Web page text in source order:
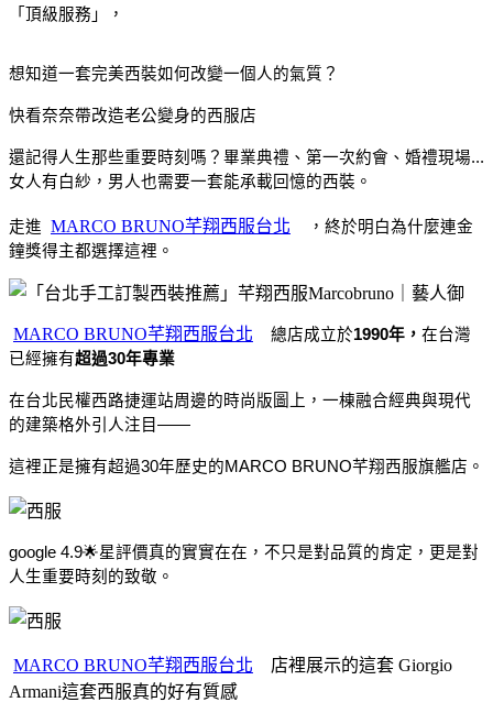
「頂級服務」，
想知道一套完美西裝如何改變一個人的氣質？
快看奈奈帶改造老公變身的西服店
還記得人生那些重要時刻嗎？畢業典禮、第一次約會、婚禮現場...
女人有白紗，男人也需要一套能承載回憶的西裝。
走進 MARCO BRUNO芊翔西服台北
，終於明白為什麼連金
鐘獎得主都選擇這裡。
MARCO BRUNO芊翔西服台北 總店成立於1990年， 在台灣
已經擁有超過30年專業
在台北民權西路捷運站周邊的時尚版圖上，一棟融合經典與現代
的建築格外引人注目——
這裡正是擁有超過30年歷史的MARCO BRUNO芊翔西服旗艦店。
google 4.9🌟星評價真的實實在在，不只是對品質的肯定，更是對
人生重要時刻的致敬。
MARCO BRUNO芊翔西服台北 店裡展示的這套 Giorgio
Armani這套西服真的好有質感